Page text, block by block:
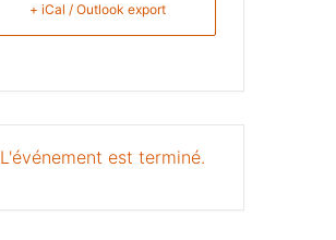
+ iCal / Outlook export
L'événement est terminé.